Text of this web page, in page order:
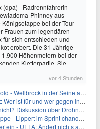
(dpa) - Radrennfahrerin
Phinney aus
Königsetappe bei der Tour
Frauen zum legendären
für sich entschieden und
erobert. Die 31-Jährige
Höhenmetern bei der
Kletterpartie. Sie
vor 4 Stunden
in der Seine ausgebremst
ist für und wer gegen Infantino?
Diskussion über Drohnenabwehr
- Lippert im Sprint chancenlos
- UEFA: Ändert nichts an Boykott